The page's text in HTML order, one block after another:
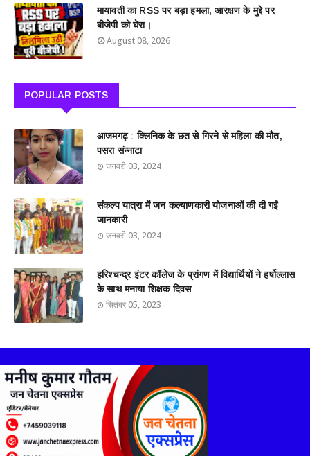
मायावती का RSS पर बड़ा हमला, आरक्षण के मुद्दे पर
बीजेपी को घेरा।
August 08, 2026
POPULAR POSTS
आजमगढ़ : क्लिनिक के छत से गिरने से महिला की मौत,
पसरा संन्नाटा
जनवरी 03, 2024
संकल्प यात्रा में जन कल्याणकारी योजनाओं की दी गईं
जानकारी
जनवरी 03, 2024
हरिश्चन्द्र इंटर कॉलेज के प्रांगण में विद्यार्थियों ने हर्षोल्लास
के साथ मनाया शिक्षक दिवस
सितंबर 05, 2023